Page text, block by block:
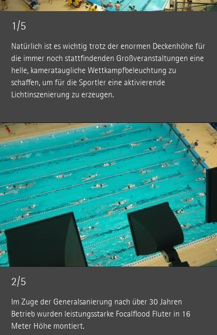
1/5
Natürlich ist es wichtig trotz der enormen Deckenhöhe für
die immer noch stattfindenden Großveranstaltungen eine
helle, kamerataugliche Wettkampfbeleuchtung zu
schaffen, um für die Sportler eine aktivierende
Lichtinszenierung zu erzeugen.
2/5
Im Zuge der Generalsanierung nach über 30 Jahren
Betrieb wurden leistungsstarke Focalflood Fluter in 16
Meter Höhe montiert.